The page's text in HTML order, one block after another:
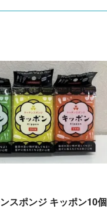
スポンジ キッポン10個